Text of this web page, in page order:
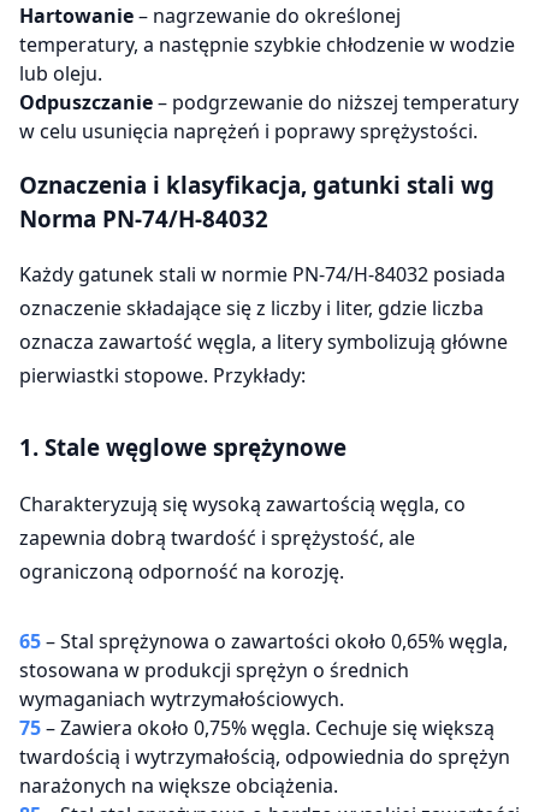
Hartowanie– nagrzewanie do określonej
temperatury, a następnie szybkie chłodzenie w wodzie
lub oleju.
Odpuszczanie– podgrzewanie do niższej temperatury
w celu usunięcia naprężeń i poprawy sprężystości.
Oznaczenia i klasyfikacja, gatunki stali wg
Norma PN-74/H-84032
Każdy gatunek stali w normie PN-74/H-84032 posiada
oznaczenie składające się z liczby i liter, gdzie liczba
oznacza zawartość węgla, a litery symbolizują główne
pierwiastki stopowe. Przykłady:
1. Stale węglowe sprężynowe
Charakteryzują się wysoką zawartością węgla, co
zapewnia dobrą twardość i sprężystość, ale
ograniczoną odporność na korozję.
65– Stal sprężynowa o zawartości około 0,65% węgla,
stosowana w produkcji sprężyn o średnich
wymaganiach wytrzymałościowych.
75– Zawiera około 0,75% węgla. Cechuje się większą
twardością i wytrzymałością, odpowiednia do sprężyn
narażonych na większe obciążenia.